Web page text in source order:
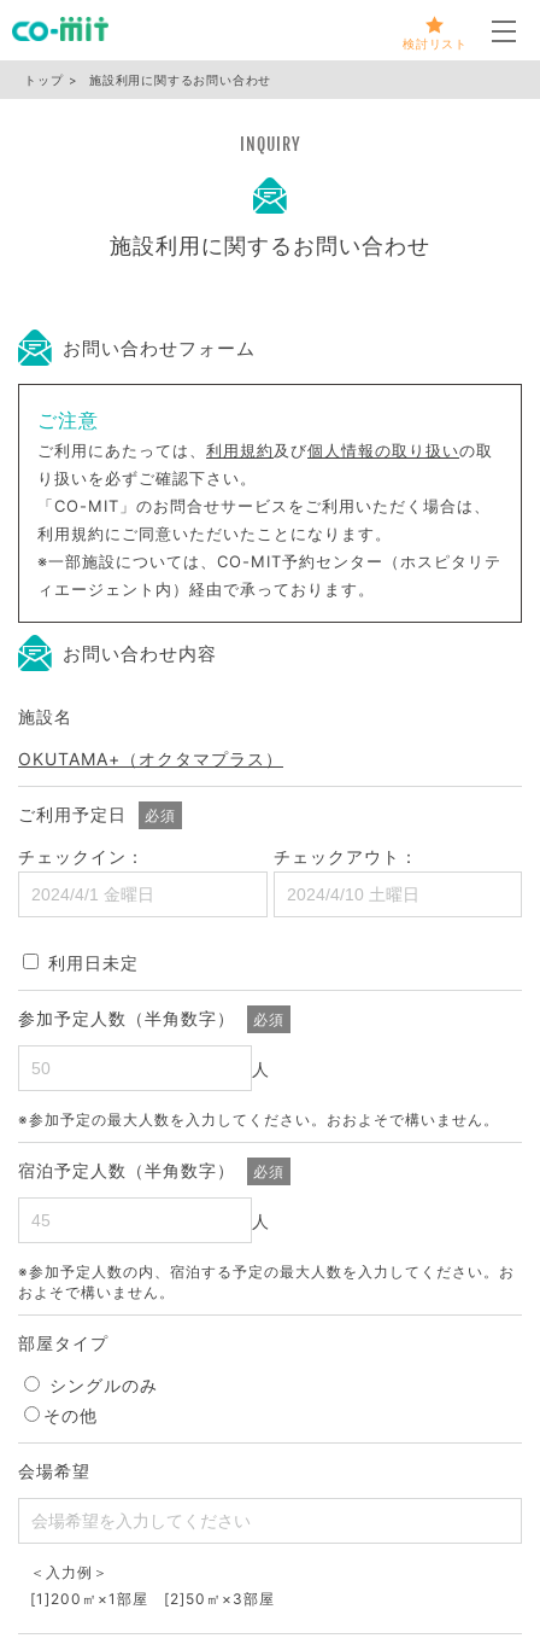
検討リスト
トップ 施設利用に関するお問い合わせ
INQUIRY
施設利用に関するお問い合わせ
お問い合わせフォーム
ご注意
ご利用にあたっては、 利用規約及び個人情報の取り扱いの取
り扱いを必ずご確認下さい。
「CO-MIT」のお問合せサービスをご利用いただく場合は、
利用規約にご同意いただいたことになります。
※一部施設については、CO-MIT予約センター（ホスピタリテ
ィエージェント内）経由で承っております。
お問い合わせ内容
施設名
OKUTAMA+（オクタマプラス）
ご利用予定日 必須
チェックイン： チェックアウト：
利用日未定
参加予定人数（半角数字） 必須
人
※参加予定の最大人数を入力してください。おおよそで構いません。
宿泊予定人数（半角数字） 必須
人
※参加予定人数の内、宿泊する予定の最大人数を入力してください。お
およそで構いません。
部屋タイプ
シングルのみ
その他
会場希望
＜入力例＞
[1]200㎡×1部屋 [2]50㎡×3部屋